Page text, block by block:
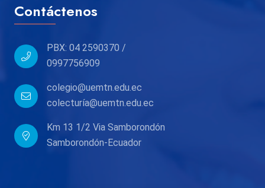
Contáctenos
PBX: 04 2590370 /
0997756909
colegio@uemtn.edu.ec
colecturía@uemtn.edu.ec
Km 13 1/2 Via Samborondón
Samborondón-Ecuador